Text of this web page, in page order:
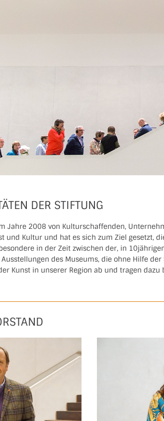
DER STIFTUNG
Jahre 2008 von Kulturschaffenden,
und Kultur und hat es sich zum Ziel
in der Zeit zwischen der, in
des Museums, die ohne Hilfe
Kunst in unserer Region ab und tragen